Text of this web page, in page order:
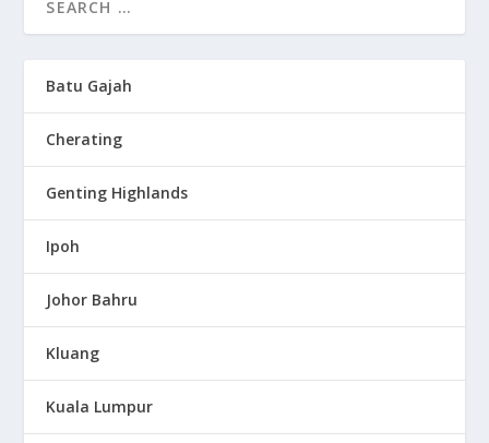
Batu Gajah
Cherating
Genting Highlands
Ipoh
Johor Bahru
Kluang
Kuala Lumpur